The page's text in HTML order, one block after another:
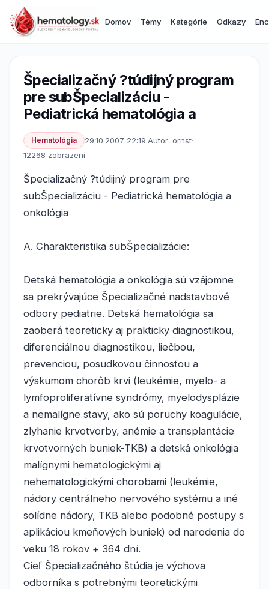
Domov Témy Kategórie Odkazy
Špecializačný ?túdijný program
pre subŠpecializáciu -
Pediatrická hematológia a
Hematológia 29.10.2007 22:19·Autor: ornst·
12268 zobrazení
Špecializačný ?túdijný program pre
subŠpecializáciu - Pediatrická hematológia a
onkológia
A. Charakteristika subŠpecializácie:
Detská hematológia a onkológia sú vzájomne
sa prekrývajúce Špecializačné nadstavbové
odbory pediatrie. Detská hematológia sa
zaoberá teoreticky aj prakticky diagnostikou,
diferenciálnou diagnostikou, liečbou,
prevenciou, posudkovou činnosťou a
výskumom chorôb krvi (leukémie, myelo- a
lymfoproliferatívne syndrómy, myelodysplázie
a nemalígne stavy, ako sú poruchy koagulácie,
zlyhanie krvotvorby, anémie a transplantácie
krvotvorných buniek-TKB) a detská onkológia
malígnymi hematologickými aj
nehematologickými chorobami (leukémie,
nádory centrálneho nervového systému a iné
solídne nádory, TKB alebo podobné postupy s
aplikáciou kmeňových buniek) od narodenia do
veku 18 rokov + 364 dní.
Cieľ Špecializačného štúdia je výchova
odborníka s potrebnými teoretickými